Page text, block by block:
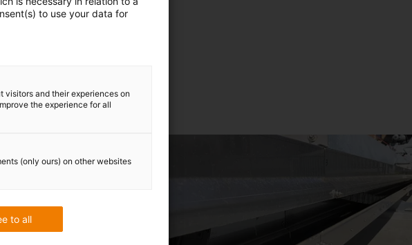
to use your data for
visitors and their experiences on
the experience for all
(only ours) on other websites
to all